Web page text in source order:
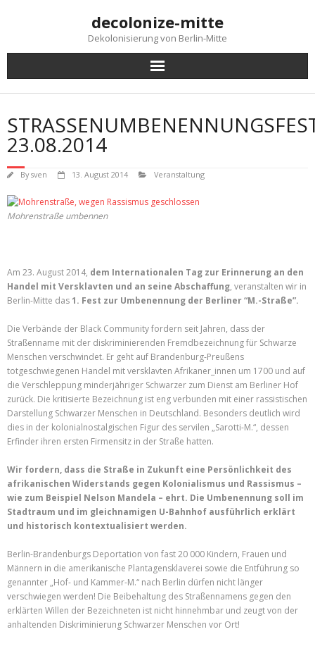
decolonize-mitte
Dekolonisierung von Berlin-Mitte
STRASSENUMBENENNUNGSFEST
3.08.2014
Bysven 13. August 2014 Veranstaltung
Mohrenstraße umbennen
Am 23. August 2014, dem Internationalen Tag zur Erinnerung an den
Handel mit Versklavten und an seine Abschaffung, veranstalten wir in
Berlin-Mitte das1. Fest zur Umbenennung der Berliner “M.-Straße”.
Die Verbände der Black Community fordern seit Jahren, dass der
Straßenname mit der diskriminierenden Fremdbezeichnung für Schwarze
Menschen verschwindet. Er geht auf Brandenburg-Preußens
totgeschwiegenen Handel mit versklavten Afrikaner_innen um 1700 und auf
die Verschleppung minderjähriger Schwarzer zum Dienst am Berliner Hof
zurück. Die kritisierte Bezeichnung ist eng verbunden mit einer rassistischen
Darstellung Schwarzer Menschen in Deutschland. Besonders deutlich wird
dies in der kolonialnostalgischen Figur des servilen „Sarotti-M.“, dessen
Erfinder ihren ersten Firmensitz in der Straße hatten.
Wir fordern, dass die Straße in Zukunft eine Persönlichkeit des
afrikanischen Widerstands gegen Kolonialismus und Rassismus –
wie zum Beispiel Nelson Mandela – ehrt. Die Umbenennung soll im
Stadtraum und im gleichnamigen U-Bahnhof ausführlich erklärt
und historisch kontextualisiert werden.
Berlin-Brandenburgs Deportation von fast 20 000 Kindern, Frauen und
Männern in die amerikanische Plantagensklaverei sowie die Entführung so
genannter „Hof- und Kammer-M.“ nach Berlin dürfen nicht länger
verschwiegen werden! Die Beibehaltung des Straßennamens gegen den
erklärten Willen der Bezeichneten ist nicht hinnehmbar und zeugt von der
anhaltenden Diskriminierung Schwarzer Menschen vor Ort!